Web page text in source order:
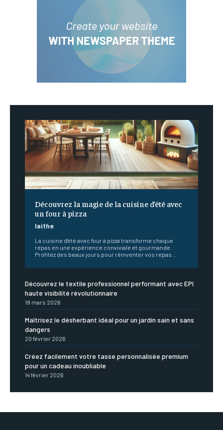
Découvrez la magie de la cuisine d’été avec
un four à pizza
laithe
La cuisine d'été avec four à pizza transforme chaque
repas en une expérience conviviale et gourmande.
Profitez des beaux jours pour réinventer vos repas...
Découvrez le textile professionnel performant avec EPI
haute visibilité révolutionnaire
18 mars 2026
Maîtrisez le désherbant idéal pour un jardin sain et sans
dangers
20 février 2026
Créez facilement votre tasse personnalisée premium
pour un cadeau inoubliable
14 février 2026